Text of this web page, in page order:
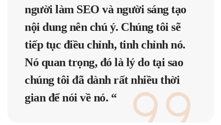
người làm SEO và người sáng tạo
nội dung nên chú ý. Chúng tôi sẽ
tiếp tục điều chỉnh, tinh chỉnh nó.
Nó quan trọng, đó là lý do tại sao
chúng tôi đã dành rất nhiều thời
gian để nói về nó. “